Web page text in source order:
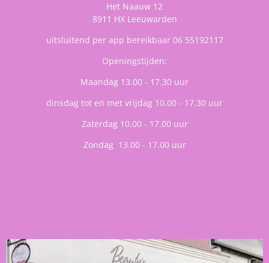
Het Naauw 12
8911 HX Leeuwarden
uitsluitend per app bereikbaar 06 55192117
Openingstijden:
Maandag 13.00 - 17.30 uur
dinsdag tot en met vrijdag 10.00 - 17.30 uur
Zaterdag 10.00 - 17.00 uur
Zondag 13.00 - 17.00 uur